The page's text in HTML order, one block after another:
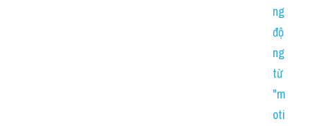
ng
độ
ng
từ
"m
oti